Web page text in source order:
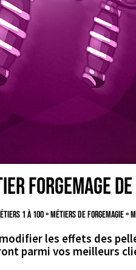
Forgemage de
1 à 100»Métiers de Forgemagie»
les effets des
parmi vos meilleurs